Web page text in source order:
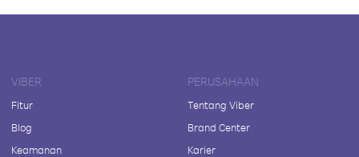
VIBER
Fitur
Blog
Keamanan
PERUSAHAAN
Tentang Viber
Brand Center
Karier